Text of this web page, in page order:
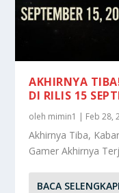
AKHIRNYA
DI RILIS 15
oleh mimin1 | Feb 28,
Akhirnya Tiba,
Gamer Akhirnya
BACA